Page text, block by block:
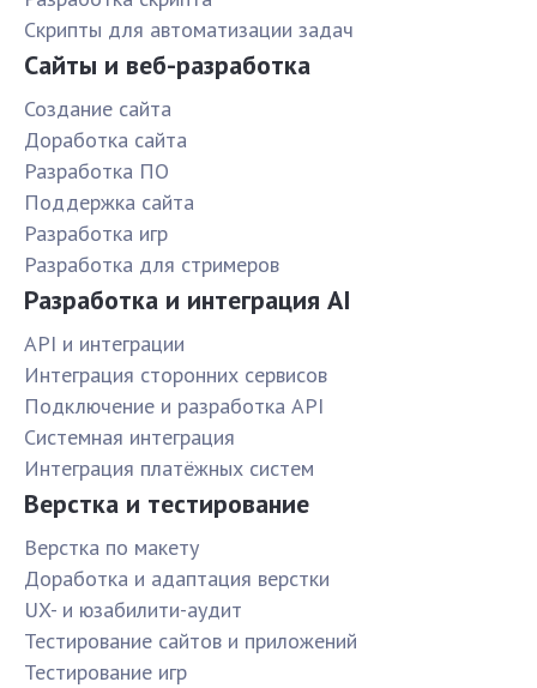
Скрипты для автоматизации задач
Сайты и веб-разработка
Создание сайта
Доработка сайта
Разработка ПО
Поддержка сайта
Разработка игр
Разработка для стримеров
Разработка и интеграция AI
API и интеграции
Интеграция сторонних сервисов
Подключение и разработка API
Системная интеграция
Интеграция платёжных систем
Верстка и тестирование
Верстка по макету
Доработка и адаптация верстки
UX- и юзабилити-аудит
Тестирование сайтов и приложений
Тестирование игр